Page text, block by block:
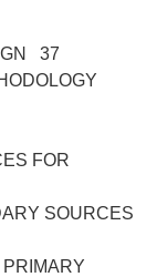
37
FOR
SOURCES